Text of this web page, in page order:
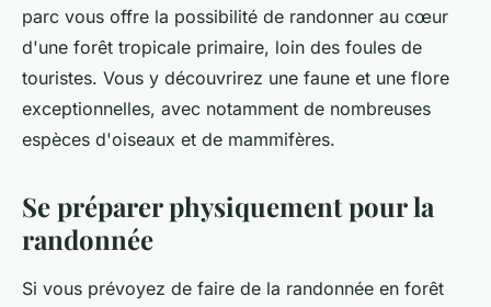
parc vous offre la possibilité de randonner au cœur
d'une forêt tropicale primaire, loin des foules de
touristes. Vous y découvrirez une faune et une flore
exceptionnelles, avec notamment de nombreuses
espèces d'oiseaux et de mammifères.
Se préparer physiquement pour la
randonnée
Si vous prévoyez de faire de la randonnée en forêt